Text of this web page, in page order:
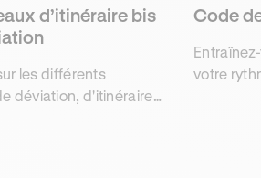
d’itinéraire bis
les différents
déviation, d'itinéraire
Code
votre